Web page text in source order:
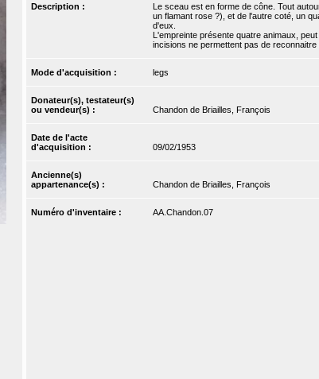
Description :
Le sceau est en forme de cône. Tout
un flamant rose ?), et de l'autre coté, un
d'eux.
L'empreinte présente quatre animaux,
incisions ne permettent pas de reconnaitre
Mode d'acquisition : legs
Donateur(s), testateur(s)
ou vendeur(s) :
Chandon de Briailles, François
Date de l'acte
d'acquisition :
09/02/1953
Ancienne(s)
appartenance(s) :
Chandon de Briailles, François
Numéro d'inventaire : AA.Chandon.07